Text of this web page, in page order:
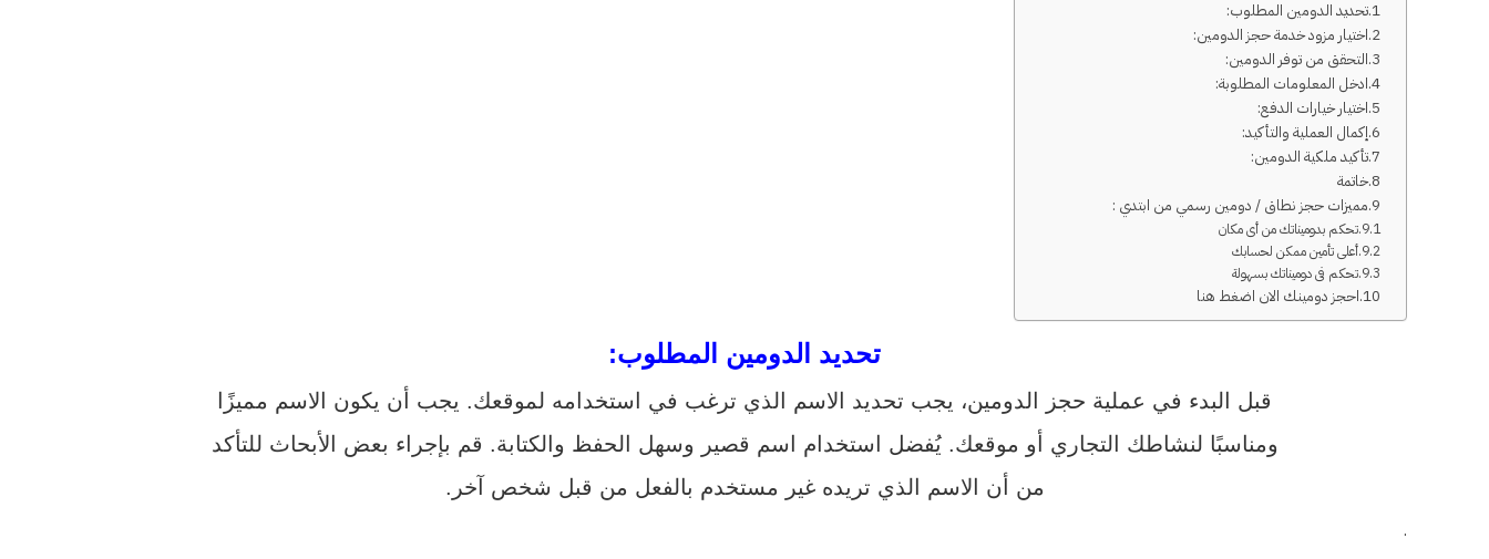
تحديد الدومين المطلوب:
اختيار مزود خدمة حجز الدومين:
التحقق من توفر الدومين:
ادخل المعلومات المطلوبة:
اختيار خيارات الدفع:
إكمال العملية والتأكيد:
تأكيد ملكية الدومين:
خاتمة
مميزات حجز نطاق / دومين رسمي من ابتدي :
تحكم بدوميناتك من أى مكان
أعلى تأمين ممكن لحسابك
تحكم فى دوميناتك بسهولة
احجز دومينك الان اضغط هنا
تحديد الدومين المطلوب:
قبل البدء في عملية حجز الدومين، يجب تحديد الاسم الذي ترغب في استخدامه لموقعك. يجب أن يكون الاسم مميزًا
ومناسبًا لنشاطك التجاري أو موقعك. يُفضل استخدام اسم قصير وسهل الحفظ والكتابة. قم بإجراء بعض الأبحاث للتأكد
من أن الاسم الذي تريده غير مستخدم بالفعل من قبل شخص آخر.
.